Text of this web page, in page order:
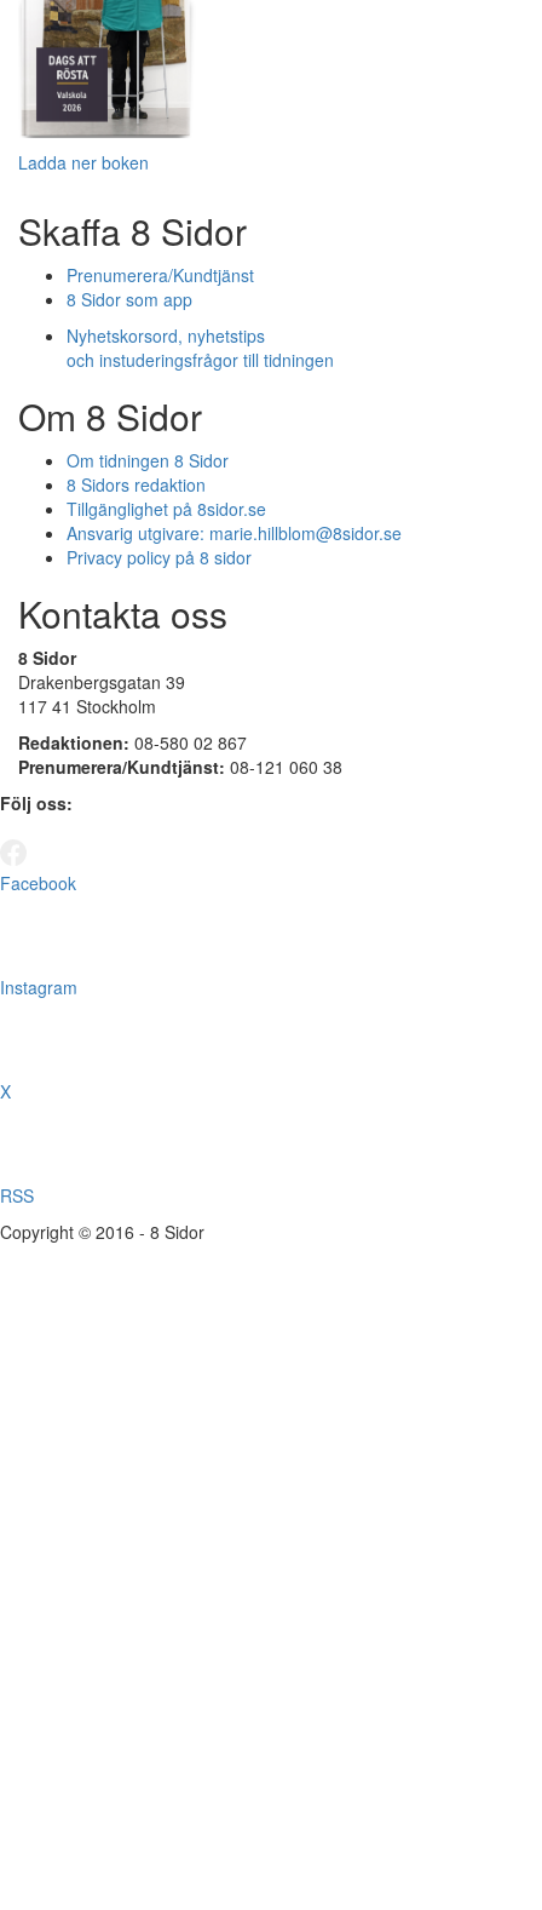
Ladda ner boken
Skaffa 8 Sidor
Prenumerera/Kundtjänst
8 Sidor som app
Nyhetskorsord, nyhetstips
och instuderingsfrågor till tidningen
Om 8 Sidor
Om tidningen 8 Sidor
8 Sidors redaktion
Tillgänglighet på 8sidor.se
Ansvarig utgivare: marie.hillblom@8sidor.se
Privacy policy på 8 sidor
Kontakta oss
8 Sidor
Drakenbergsgatan 39
117 41 Stockholm
Redaktionen: 08-580 02 867
Prenumerera/Kundtjänst: 08-121 060 38
Följ oss:
Facebook
Instagram
X
RSS
Copyright © 2016 - 8 Sidor